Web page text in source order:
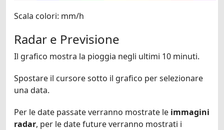
Scala colori: mm/h
Radar e Previsione
Il grafico mostra la pioggia negli ultimi 10 minuti.
Spostare il cursore sotto il grafico per selezionare
una data.
Per le date passate verranno mostrate le immagini
radar, per le date future verranno mostrati i